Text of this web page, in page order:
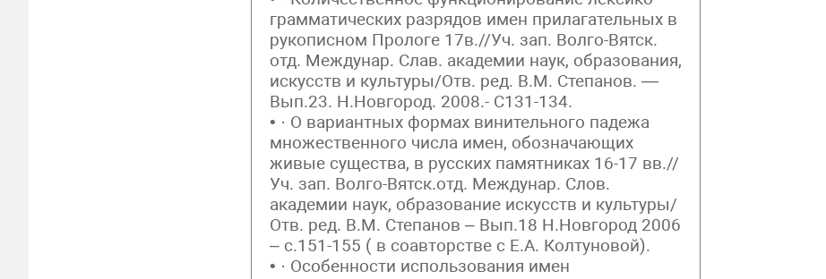
грамматических разрядов имен прилагательных в
рукописном Прологе 17в.//Уч. зап. Волго-Вятск.
отд. Междунар. Слав. академии наук, образования,
искусств и культуры/Отв. ред. В.М. Степанов. —
Вып.23. Н.Новгород. 2008.- С131-134.
• · О вариантных формах винительного падежа
множественного числа имен, обозначающих
живые существа, в русских памятниках 16-17 вв.//
Уч. зап. Волго-Вятск.отд. Междунар. Слов.
академии наук, образование искусств и культуры/
Отв. ред. В.М. Степанов – Вып.18 Н.Новгород 2006
– с.151-155 ( в соавторстве с Е.А. Колтуновой).
• · Особенности использования имен